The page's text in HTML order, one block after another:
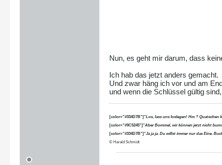
Nun, es geht mir darum, dass
Ich hab das jetzt anders gemacht.
Und zwar häng ich vor und am
und wenn die Schlüssel gültig
[color="#334D7B"]"Los, lass uns loslegen! Hm ? Quatschen
[color="#9C5245"]"Aber Bommel, wir können jetzt nicht
[color="#334D7B"]"Ja ja ja. Du willst immer nur das Eine.
© Harald Schmidt